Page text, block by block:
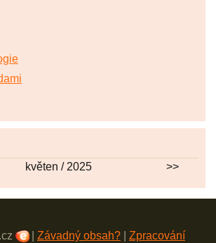
květen / 2025 >>
Závadný obsah? Zpracování